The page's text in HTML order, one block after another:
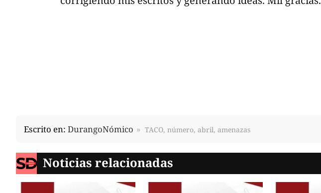
Escrito en: DurangoNómico TACO, número, abril, amenazas
Noticias relacionadas